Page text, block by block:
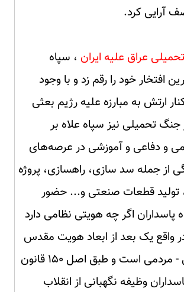
آرایی کرد.
عراق علیه ایران ، سپاه
افتخار خود را رقم زد و با وجود
ارتش به مبارزه علیه رژیم بعثی
تحمیلی نیز سپاه علاه بر
و دفاعی و آموزشی در عرصه‌های
از جمله سد سازی، راهسازی، پروژه
تولید قطعات صنعتی و... حضور
پاسداران اگر چه هویتی نظامی دارد
واقع یک بعد از ابعاد هویت مقدس
این نهاد مکتبی - مردمی است و طبق اصل ۱۵۰ قانون
وظیفه نگهبانی از انقلاب